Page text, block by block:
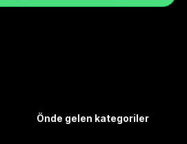
Önde gelen kategoriler